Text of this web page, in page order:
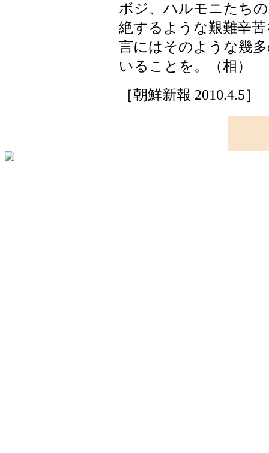
ボジ、ハルモニたち
絶するような艱難辛
言にはそのような幾
いることを。（相）
［朝鮮新報 2010.4.5］